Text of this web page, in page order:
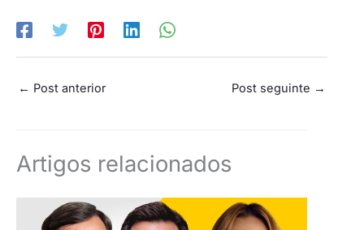
← Post anterior Post seguinte →
Artigos relacionados